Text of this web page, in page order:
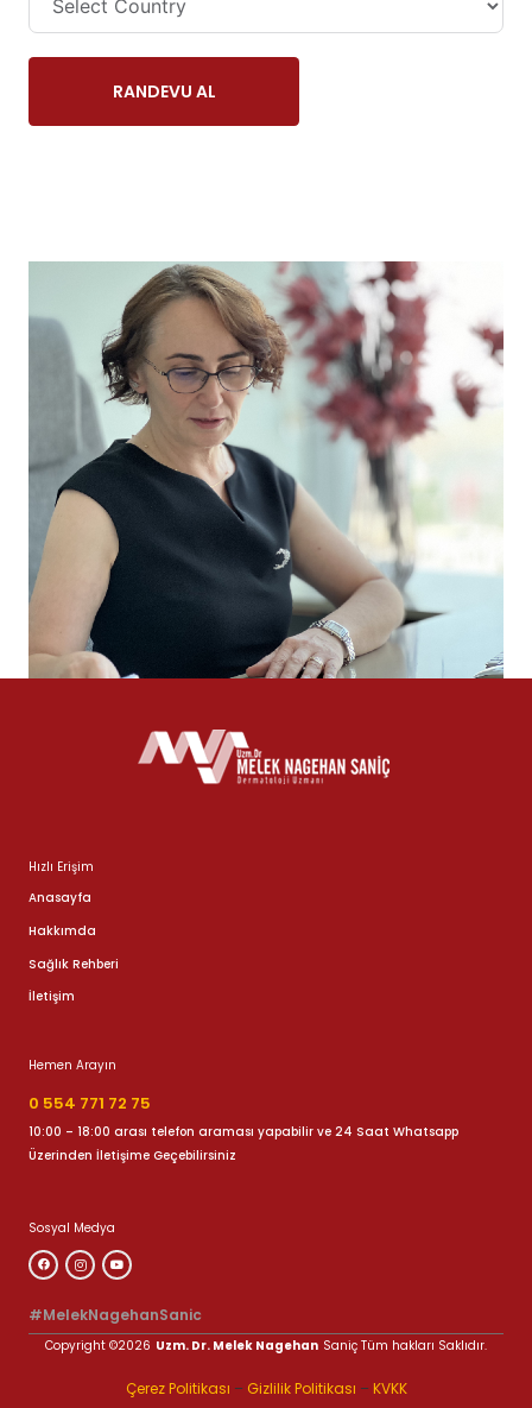
RANDEVU AL
Hızlı Erişim
Anasayfa
Hakkımda
Sağlık Rehberi
İletişim
Hemen Arayın
0 554 771 72 75
10:00 – 18:00 arası telefon araması yapabilir ve 24 Saat Whatsapp
Üzerinden İletişime Geçebilirsiniz
Sosyal Medya
#MelekNagehanSanic
Copyright ©2026 Uzm. Dr. Melek Nagehan Saniç Tüm hakları Saklıdır.
Çerez Politikası – Gizlilik Politikası – KVKK